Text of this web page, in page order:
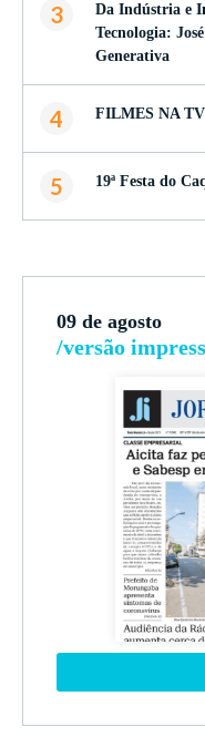
3
Da Indústria e
Tecnologia:
Generativa
4 FILMES NA TV
5 19ª Festa do
09 de agosto
/versão